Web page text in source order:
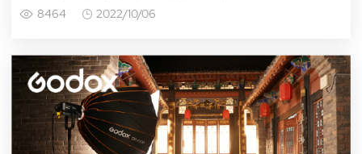
8464 2022/10/06